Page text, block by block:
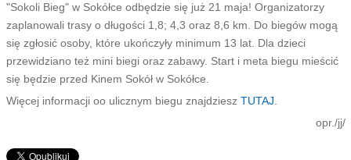
"Sokoli Bieg" w Sokółce odbędzie się już 21 maja! Organizatorzy
zaplanowali trasy o długości 1,8; 4,3 oraz 8,6 km. Do biegów mogą
się zgłosić osoby, które ukończyły minimum 13 lat. Dla dzieci
przewidziano też mini biegi oraz zabawy. Start i meta biegu mieścić
się będzie przed Kinem Sokół w Sokółce.
Więcej informacji oo ulicznym biegu znajdziesz TUTAJ.
opr./jj/